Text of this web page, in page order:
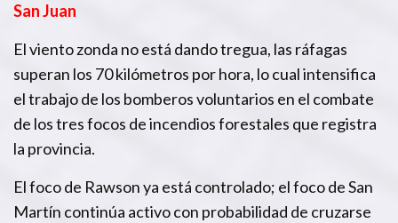
San Juan
El viento zonda no está dando tregua, las ráfagas
superan los 70 kilómetros por hora, lo cual intensifica
el trabajo de los bomberos voluntarios en el combate
de los tres focos de incendios forestales que registra
la provincia.
El foco de Rawson ya está controlado; el foco de San
Martín continúa activo con probabilidad de cruzarse